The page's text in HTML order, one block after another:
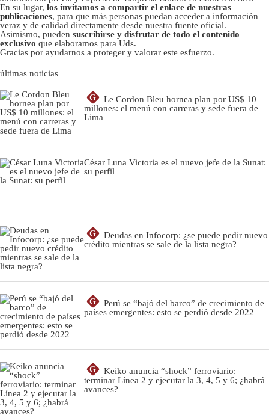
En su lugar, los invitamos a compartir el enlace de nuestras
publicaciones, para que más personas puedan acceder a información
veraz y de calidad directamente desde nuestra fuente oficial.
Asimismo, pueden suscribirse y disfrutar de todo el contenido
exclusivo que elaboramos para Uds.
Gracias por ayudarnos a proteger y valorar este esfuerzo.
últimas noticias
G
Le Cordon Bleu hornea plan por US$ 10
millones: el menú con carreras y sede fuera de
Lima
César Luna Victoria es el nuevo jefe de la Sunat:
su perfil
G
Deudas en Infocorp: ¿se puede pedir nuevo
crédito mientras se sale de la lista negra?
G
Perú se “bajó del barco” de crecimiento de
países emergentes: esto se perdió desde 2022
G
Keiko anuncia “shock” ferroviario:
terminar Línea 2 y ejecutar la 3, 4, 5 y 6; ¿habrá
avances?